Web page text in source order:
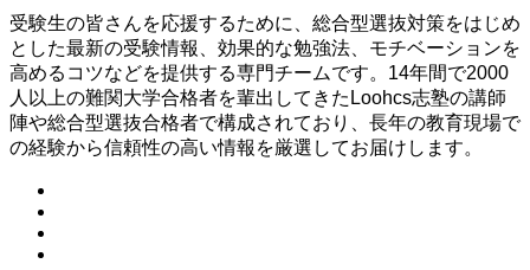
受験生の皆さんを応援するために、総合型選抜対策をはじめ
とした最新の受験情報、効果的な勉強法、モチベーションを
高めるコツなどを提供する専門チームです。14年間で2000
人以上の難関大学合格者を輩出してきたLoohcs志塾の講師
陣や総合型選抜合格者で構成されており、長年の教育現場で
の経験から信頼性の高い情報を厳選してお届けします。